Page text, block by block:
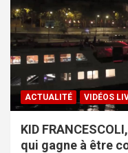
ACTUALITÉ VIDÉOS
KID
qui gagne à être